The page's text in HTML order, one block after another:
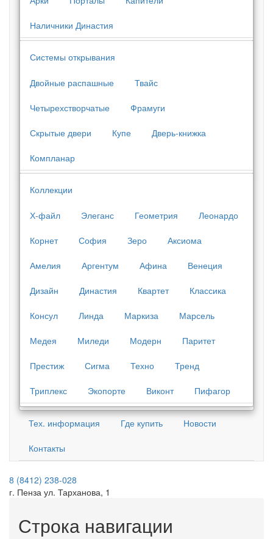
Наличники Династия
Системы открывания
Двойные распашные Твайс
Четырехстворчатые Фрамуги
Скрытые двери Купе Дверь-книжка
Компланар
Коллекции
Х-файл Элеганс Геометрия Леонардо
Корнет София Зеро Аксиома
Амелия Аргентум Афина Венеция
Дизайн Династия Квартет Классика
Консул Линда Маркиза Марсель
Медея Миледи Модерн Паритет
Престиж Сигма Техно Тренд
Триплекс Экопорте Виконт Пифагор
Тех. информация Где купить Новости
Контакты
8 (8412) 238-028
г. Пенза ул. Тарханова, 1
Строка навигации